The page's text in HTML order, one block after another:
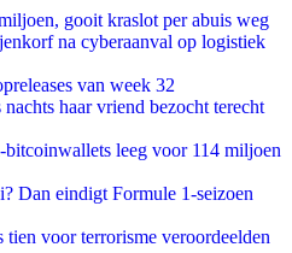
gooit kraslot per abuis weg
na cyberaanval op logistiek
van week 32
haar vriend bezocht terecht
leeg voor 114 miljoen
Dan eindigt Formule 1-seizoen
tien voor terrorisme veroordeelden